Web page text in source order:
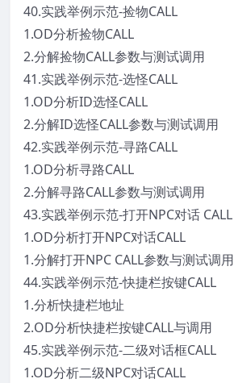
40.实践举例示范-捡物CALL
1.OD分析捡物CALL
2.分解捡物CALL参数与测试调用
41.实践举例示范-选怪CALL
1.OD分析ID选怪CALL
2.分解ID选怪CALL参数与测试调用
42.实践举例示范-寻路CALL
1.OD分析寻路CALL
2.分解寻路CALL参数与测试调用
43.实践举例示范-打开NPC对话 CALL
1.OD分析打开NPC对话CALL
1.分解打开NPC CALL参数与测试调用
44.实践举例示范-快捷栏按键CALL
1.分析快捷栏地址
2.OD分析快捷栏按键CALL与调用
45.实践举例示范-二级对话框CALL
1.OD分析二级NPC对话CALL